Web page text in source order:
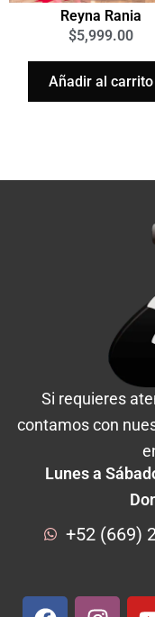
Reyna Rania
$5,999.00
Añadir al carrito
Si requieres
contamos con
Lunes a
+52 (669)